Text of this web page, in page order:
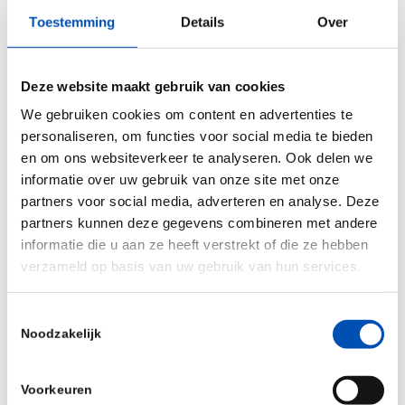
Toestemming Details Over
Deze website maakt gebruik van cookies
We gebruiken cookies om content en advertenties te
personaliseren, om functies voor social media te bieden
en om ons websiteverkeer te analyseren. Ook delen we
informatie over uw gebruik van onze site met onze
partners voor social media, adverteren en analyse. Deze
partners kunnen deze gegevens combineren met andere
informatie die u aan ze heeft verstrekt of die ze hebben
verzameld op basis van uw gebruik van hun services.
Noodzakelijk
Voorkeuren
veehouder vermoedt dat het rund tot één van de
van de test, omdat het geen zeldzaam ras
betreft.
Het onderzoek en de DNA-test
Voor de ontwikkeling van de DNA-test is DNA
gebruikt van bekende raszuivere runderen van de
zeldzame Nederlandse runderrassen. Het DNA van
kijken hoe uniek individuen én rassen zijn. Op
basis van dit DNA konden we de verschillende
zeldzame Nederlandse runderrassen van elkaar